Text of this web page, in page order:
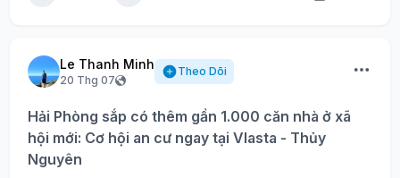
Le Thanh Minh
20 Thg 07
Theo Dõi
Hải Phòng sắp có thêm gần 1.000 căn nhà ở xã
hội mới: Cơ hội an cư ngay tại Vlasta - Thủy
Nguyên